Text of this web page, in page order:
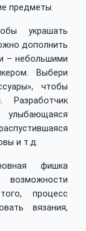
предметы.
украшать
дополнить
– небольшими
Выбери
чтобы
Разработчик
улыбающаяся
и т.д.
фишка
процесс
вязания,